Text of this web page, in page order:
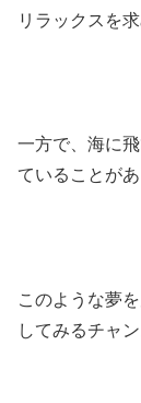
リラックスを
一方で、海に
ていることがあ
このような夢
してみるチャ